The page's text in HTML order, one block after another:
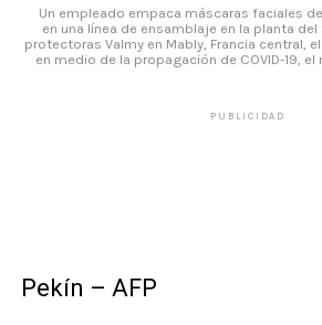
Un empleado empaca máscaras faciales
en una línea de ensamblaje en la planta
protectoras Valmy en Mably, Francia central,
en medio de la propagación de COVID-19, el
PUBLICIDAD
Pekín – AFP